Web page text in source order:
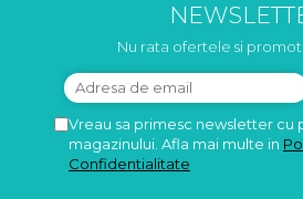
Nu rata ofertele si
Vreau sa primesc newsletter cu
magazinului. Afla mai multe in
Confidentialitate